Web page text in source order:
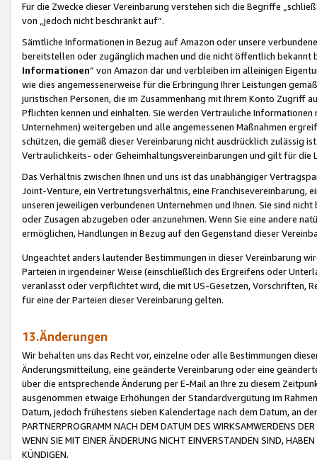
Für die Zwecke dieser Vereinbarung verstehen sich die Begriffe
von „jedoch nicht beschränkt auf“.
Sämtliche Informationen in Bezug auf Amazon oder unsere
bereitstellen oder zugänglich machen und die nicht öffentlich
Informationen“ von Amazon dar und verbleiben im alleinigen
wie dies angemessenerweise für die Erbringung Ihrer Leistungen
juristischen Personen, die im Zusammenhang mit Ihrem Konto
Pflichten kennen und einhalten. Sie werden Vertrauliche
Unternehmen) weitergeben und alle angemessenen Maßnahmen
schützen, die gemäß dieser Vereinbarung nicht ausdrücklich zulässig
Vertraulichkeits- oder Geheimhaltungsvereinbarungen und gilt für die
Das Verhältnis zwischen Ihnen und uns ist das unabhängiger
Joint-Venture, ein Vertretungsverhältnis, eine Franchisevereinbarung,
unseren jeweiligen verbundenen Unternehmen und Ihnen. Sie sind
oder Zusagen abzugeben oder anzunehmen. Wenn Sie eine andere
ermöglichen, Handlungen in Bezug auf den Gegenstand dieser
Ungeachtet anders lautender Bestimmungen in dieser Vereinbarung
Parteien in irgendeiner Weise (einschließlich des Ergreifens oder
veranlasst oder verpflichtet wird, die mit US-Gesetzen, Vorschriften,
für eine der Parteien dieser Vereinbarung gelten.
13.Änderungen
Wir behalten uns das Recht vor, einzelne oder alle Bestimmungen
Änderungsmitteilung, eine geänderte Vereinbarung oder eine
über die entsprechende Änderung per E-Mail an Ihre zu diesem
ausgenommen etwaige Erhöhungen der Standardvergütung im
Datum, jedoch frühestens sieben Kalendertage nach dem Datum, an
PARTNERPROGRAMM NACH DEM DATUM DES WIRKSAMWERDENS
WENN SIE MIT EINER ÄNDERUNG NICHT EINVERSTANDEN SIND,
KÜNDIGEN.